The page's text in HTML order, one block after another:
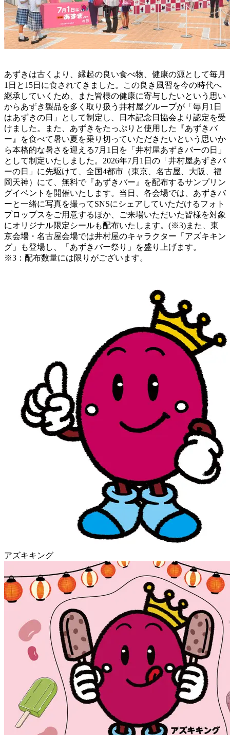
あずきは古くより、縁起の良い食べ物、健康の源として毎月
1日と15日に食されてきました。この良き風習を今の時代へ
継承していくため、また皆様の健康に寄与したいという思い
からあずき製品を多く取り扱う井村屋グループが「毎月1日
はあずきの日」として制定し、日本記念日協会より認定を受
けました。また、あずきをたっぷりと使用した『あずきバ
ー』を食べて暑い夏を乗り切っていただきたいという思いか
ら本格的な暑さを迎える7月1日を「井村屋あずきバーの日」
として制定いたしました。2026年7月1日の「井村屋あずきバ
ーの日」に先駆けて、全国4都市（東京、名古屋、大阪、福
岡天神）にて、無料で『あずきバー』を配布するサンプリン
グイベントを開催いたします。当日、各会場では、あずきバ
ーと一緒に写真を撮ってSNSにシェアしていただけるフォト
プロップスをご用意するほか、ご来場いただいた皆様を対象
にオリジナル限定シールも配布いたします。(※3)また、東
京会場・名古屋会場では井村屋のキャラクター「アズキキン
グ」も登場し、「あずきバー祭り」を盛り上げます。
※3：配布数量には限りがございます。
アズキキング